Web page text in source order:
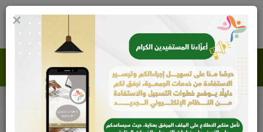
0
جمعية العمران الخيرية للخدمات الإنسانية
الأخبار و التقارير الإعلامية
×